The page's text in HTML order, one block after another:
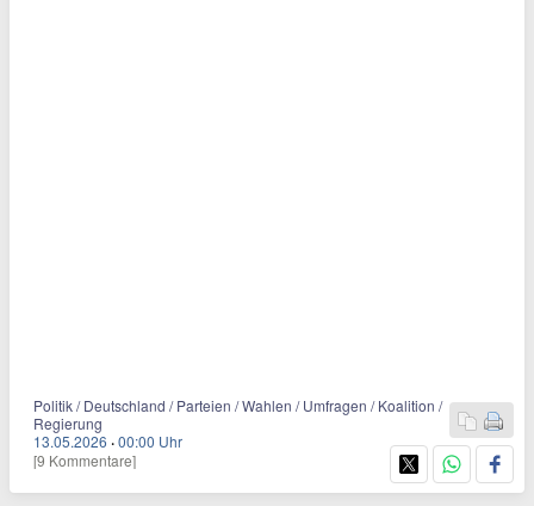
Politik / Deutschland / Parteien / Wahlen / Umfragen / Koalition /
Regierung
13.05.2026 ·00:00 Uhr
[9 Kommentare]